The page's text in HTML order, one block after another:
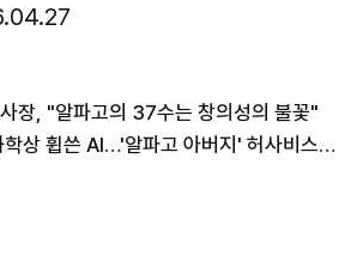
장, "알파고의 37수는 창의성의 불꽃"
노벨 물리 이어 화학상 휩쓴 AI…'알파고 아버지' 허사비스 등 3인